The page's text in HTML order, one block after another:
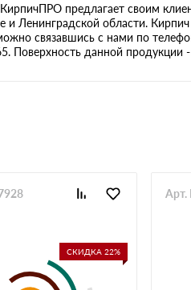
предлагает своим
и Ленинградской области.
связавшись с нами по
Поверхность данной продукции -
СКИДКА 22%
Арт.